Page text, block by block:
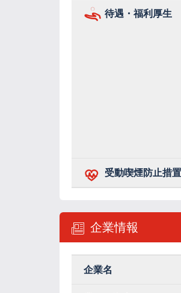
待遇・福利厚生
受動喫煙防止措置
企業情報
企業名